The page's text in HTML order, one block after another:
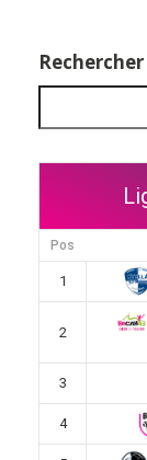
Rechercher
Pos
1
2
3
4